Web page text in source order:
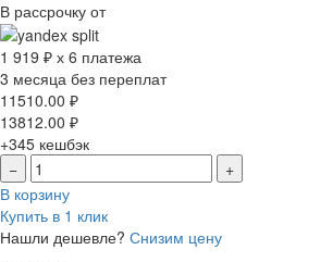
В рассрочку от
1 919 ₽ х 6 платежа
3 месяца без переплат
11510.00 ₽
13812.00 ₽
+345 кешбэк
−
+
В корзину
Купить в 1 клик
Нашли дешевле? Снизим цену